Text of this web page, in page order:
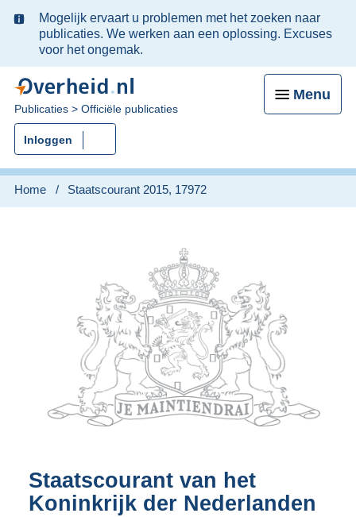
Ter
informatie:
Mogelijk ervaart u problemen met het zoeken naar
publicaties. We werken aan een oplossing. Excuses
voor het ongemak.
Menu
U
bent
nu
hier:
Publicaties Officiële publicaties
Inloggen
Home Staatscourant 2015, 17972
Staatscourant van het
Koninkrijk der Nederlanden